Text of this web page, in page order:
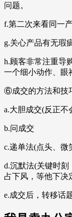
问题。
f.第二次来看同一产
g.关心产品有无瑕
h.顾客非常注重导
一个细小动作、眼
⑥成交的方法和技
a.大胆成交(反正不
b.问成交
c.递单法(点头、微
d.沉默法(关键时
占下风，等他下决
e.成交后，转移话题